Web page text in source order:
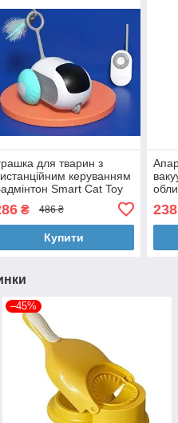
для тварин з
керуванням
Smart Cat Toy
₴ 486 ₴
Купити
238
–45%